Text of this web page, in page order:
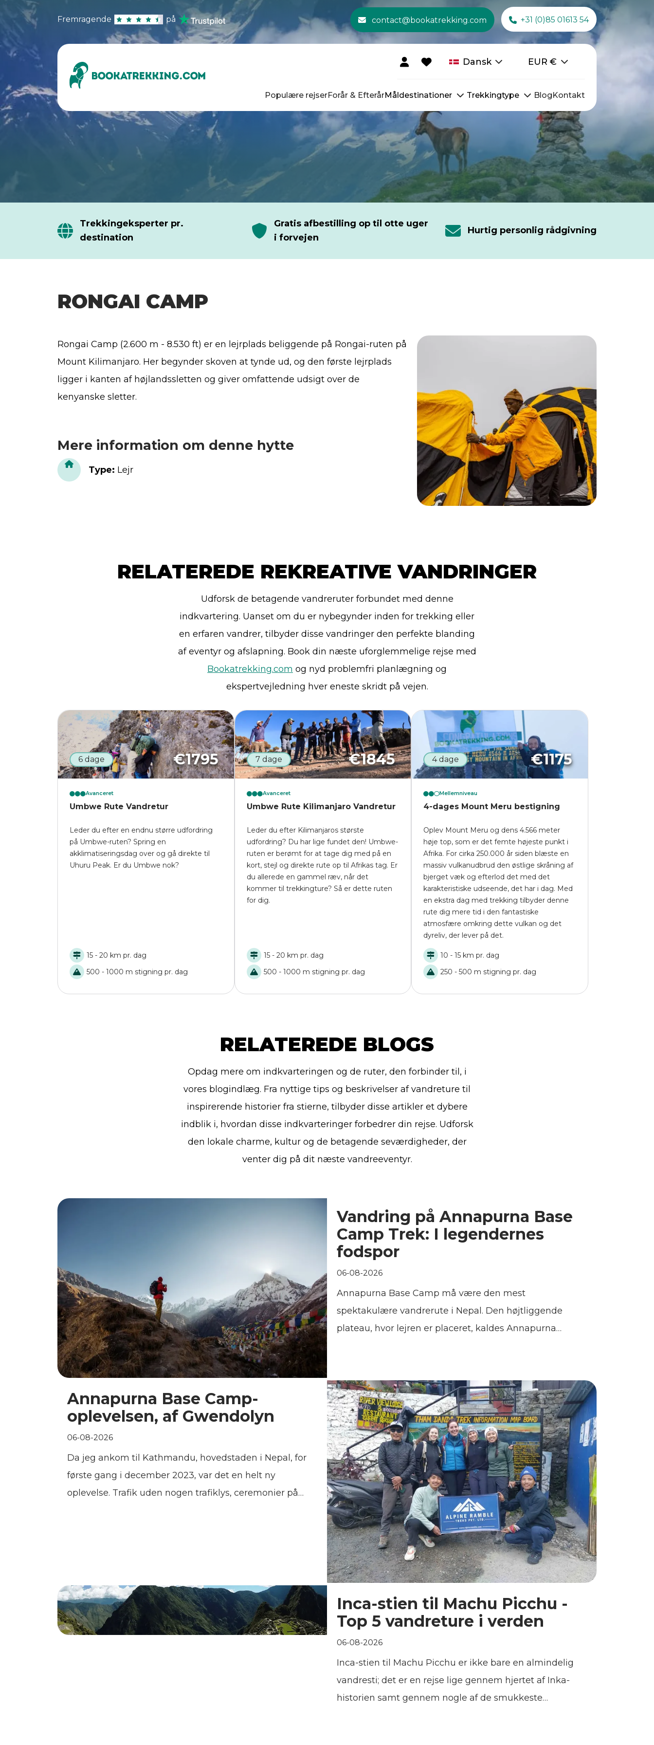
Fremragende på contact@bookatrekking.com +31 (0)85 01613 54
Dansk EUR €
Populære rejserForår & EfterårMåldestinationer Trekkingtype BlogKontakt
Trekkingeksperter pr.
destination
Gratis afbestilling op til otte uger
i forvejen
Hurtig personlig rådgivning
RONGAI CAMP
Rongai Camp (2.600 m - 8.530 ft) er en lejrplads beliggende på Rongai-ruten på
Mount Kilimanjaro. Her begynder skoven at tynde ud, og den første lejrplads
ligger i kanten af højlandssletten og giver omfattende udsigt over de
kenyanske sletter.
Mere information om denne hytte
Type: Lejr
RELATEREDE REKREATIVE VANDRINGER
Udforsk de betagende vandreruter forbundet med denne
indkvartering. Uanset om du er nybegynder inden for trekking eller
en erfaren vandrer, tilbyder disse vandringer den perfekte blanding
af eventyr og afslapning. Book din næste uforglemmelige rejse med
Bookatrekking.com og nyd problemfri planlægning og
ekspertvejledning hver eneste skridt på vejen.
6 dage €1795
Avanceret
Umbwe Rute Vandretur
Leder du efter en endnu større udfordring
på Umbwe-ruten? Spring en
akklimatiseringsdag over og gå direkte til
Uhuru Peak. Er du Umbwe nok?
15 - 20 km pr. dag
500 - 1000 m stigning pr. dag
7 dage €1845
Avanceret
Umbwe Rute Kilimanjaro Vandretur
Leder du efter Kilimanjaros største
udfordring? Du har lige fundet den! Umbwe-
ruten er berømt for at tage dig med på en
kort, stejl og direkte rute op til Afrikas tag. Er
du allerede en gammel ræv, når det
kommer til trekkingture? Så er dette ruten
for dig.
15 - 20 km pr. dag
500 - 1000 m stigning pr. dag
4 dage €1175
Mellemniveau
4-dages Mount Meru bestigning
Oplev Mount Meru og dens 4.566 meter
høje top, som er det femte højeste punkt i
Afrika. For cirka 250.000 år siden blæste en
massiv vulkanudbrud den østlige skråning af
bjerget væk og efterlod det med det
karakteristiske udseende, det har i dag. Med
en ekstra dag med trekking tilbyder denne
rute dig mere tid i den fantastiske
atmosfære omkring dette vulkan og det
dyreliv, der lever på det.
10 - 15 km pr. dag
250 - 500 m stigning pr. dag
RELATEREDE BLOGS
Opdag mere om indkvarteringen og de ruter, den forbinder til, i
vores blogindlæg. Fra nyttige tips og beskrivelser af vandreture til
inspirerende historier fra stierne, tilbyder disse artikler et dybere
indblik i, hvordan disse indkvarteringer forbedrer din rejse. Udforsk
den lokale charme, kultur og de betagende seværdigheder, der
venter dig på dit næste vandreeventyr.
Vandring på Annapurna Base
Camp Trek: I legendernes
fodspor
06-08-2026
Annapurna Base Camp må være den mest
spektakulære vandrerute i Nepal. Den højtliggende
plateau, hvor lejren er placeret, kaldes Annapurna
bjergbestigningshistorie. Verdens første nogensinde
bestigning af et bjerg over 8000 meter startede her.
Men, i modsætning til bestigningen, er trekking til dette
magiske sted ligetil. Hos Bookatrekking.com har vi
arrangeret hundredvis af trekkingture til Annapurna
Base Camp. Hvornår bliver det din tur? Når det kommer
til bjerglandskaber, er Annapurna-regionen en af vores
absolutte favoritter. Hvorfor bør du gøre denne trek? Vi
giver dig masser af grunde i dette blogindlæg!
Annapurna Base Camp-
oplevelsen, af Gwendolyn
06-08-2026
Da jeg ankom til Kathmandu, hovedstaden i Nepal, for
første gang i december 2023, var det en helt ny
oplevelse. Trafik uden nogen trafiklys, ceremonier på
at de er meget villige til at vise dig de bedste steder at
besøge, hvor du kan sove og spise middag. En af mine
yndlingsretter med det samme var Momo's, en
Inca-stien til Machu Picchu -
Top 5 vandreture i verden
06-08-2026
Inca-stien til Machu Picchu er ikke bare en almindelig
vandresti; det er en rejse lige gennem hjertet af Inka-
historien samt gennem nogle af de smukkeste